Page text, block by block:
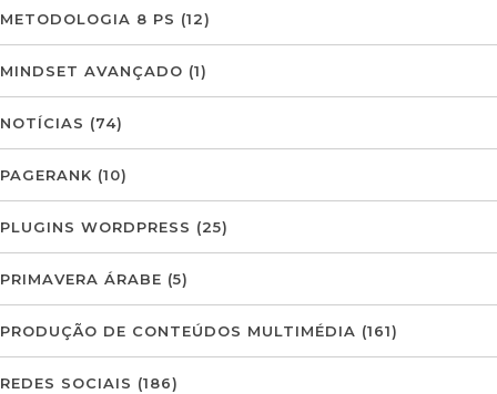
METODOLOGIA 8 PS (12)
MINDSET AVANÇADO (1)
NOTÍCIAS (74)
PAGERANK (10)
PLUGINS WORDPRESS (25)
PRIMAVERA ÁRABE (5)
PRODUÇÃO DE CONTEÚDOS MULTIMÉDIA (161)
REDES SOCIAIS (186)